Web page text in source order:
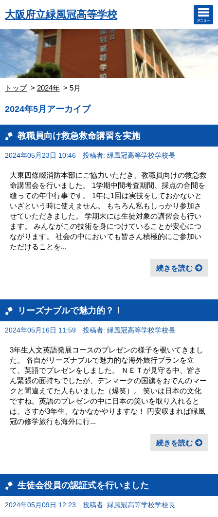
大阪府立緑風冠高等学校
トップ 2024年 5月
2024年5月アーカイブ
教職員向け救急救命講習を実施
2024年05月23日 10:46 投稿者: 緑風冠高等学校学校長
大東四條畷消防本部にご協力いただき、教職員向けの救急救
命講習会を行いました。 1学期中間考査期間、採点の合間を
縫っての年中行事です。 1年に1回は実技をしておかないと
いざという時に使えません。 もちろん私もしっかり参加さ
せていただきました。 学期末には生徒対象の講習会も行い
ます。 みんながこの技術を身につけていることが安心につ
ながります。 社会の中においても皆さん積極的にご参加い
ただけることを...
続きを読む
リーズナブルで魅力的？！
2024年05月16日 11:59 投稿者: 緑風冠高等学校学校長
3年生人文英語発展コースのプレゼンの様子を覗いてきまし
た。 各自がリーズナブルで魅力的な海外旅行プランを立
て、英語でプレゼンをしました。 ＮＥＴが見守る中、皆さ
ん緊張の面持ちでしたが、デンマークの国旗をおでんのマー
クと間違えてた人もいました（爆笑）。 笑いは日本の文化
ですね。英語のプレゼンの中に日本の笑いを取り入れると
は、さすが3年生、なかなかやりますな！ 円安収まれば緑風
冠の修学旅行も海外に行...
続きを読む
生徒会役員の認証式を行いました
2024年05月09日 12:23 投稿者: 緑風冠高等学校学校長